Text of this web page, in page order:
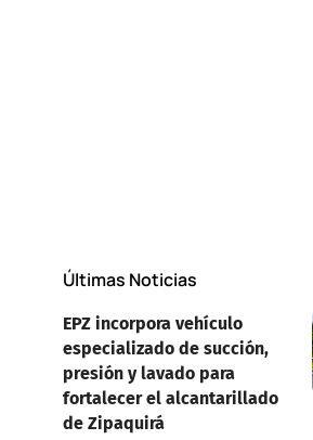
Últimas Noticias
EPZ incorpora vehículo
especializado de succión,
presión y lavado para
fortalecer el alcantarillado
de Zipaquirá